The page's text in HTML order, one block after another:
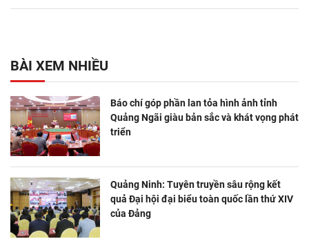
BÀI XEM NHIỀU
Báo chí góp phần lan tỏa hình ảnh tỉnh
Quảng Ngãi giàu bản sắc và khát vọng phát
triển
Quảng Ninh: Tuyên truyền sâu rộng kết
quả Đại hội đại biểu toàn quốc lần thứ XIV
của Đảng